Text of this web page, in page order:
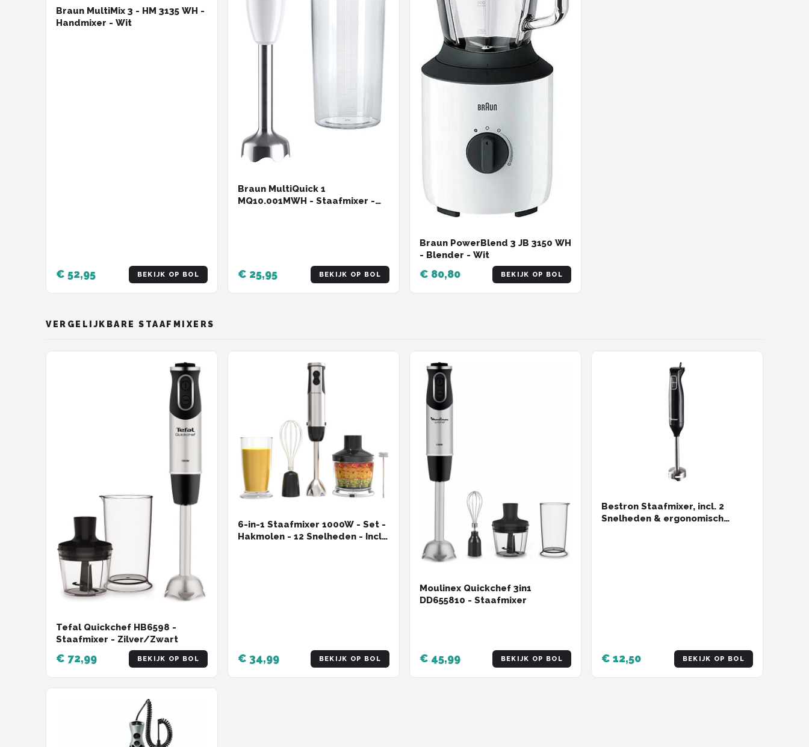
Braun MultiMix 3 - HM 3135 WH -
Handmixer - Wit
€ 52,95 BEKIJK OP BOL
Braun MultiQuick 1
MQ10.001MWH - Staafmixer -
€ 25,95 BEKIJK OP BOL
Braun PowerBlend 3 JB 3150 WH
- Blender - Wit
€ 80,80 BEKIJK OP BOL
VERGELIJKBARE STAAFMIXERS
Tefal Quickchef HB6598 -
Staafmixer - Zilver/Zwart
€ 72,99 BEKIJK OP BOL
6-in-1 Staafmixer 1000W - Set -
Hakmolen - 12 Snelheden - Incl.
€ 34,99 BEKIJK OP BOL
Moulinex Quickchef 3in1
DD655810 - Staafmixer
€ 45,99 BEKIJK OP BOL
Bestron Staafmixer, incl. 2
Snelheden & ergonomisch
€ 12,50 BEKIJK OP BOL